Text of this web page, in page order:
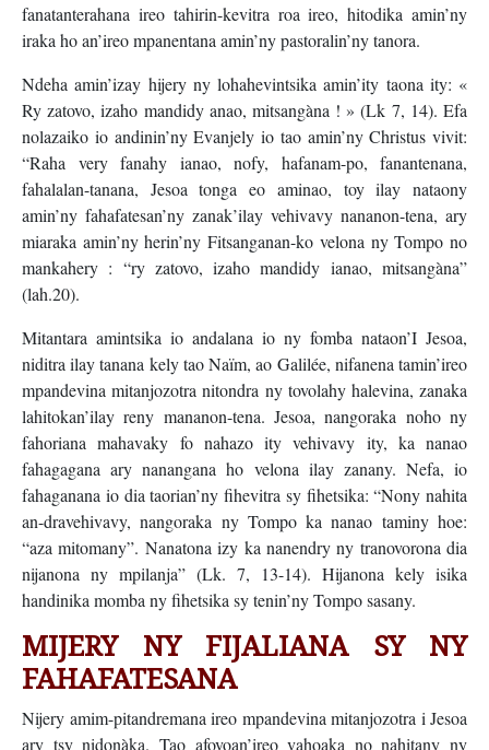
fanatanterahana ireo tahirin-kevitra roa ireo, hitodika amin’ny
iraka ho an’ireo mpanentana amin’ny pastoralin’ny tanora.
Ndeha amin’izay hijery ny lohahevintsika amin’ity taona ity: «
Ry zatovo, izaho mandidy anao, mitsangàna ! » (Lk 7, 14). Efa
nolazaiko io andinin’ny Evanjely io tao amin’ny Christus vivit:
“Raha very fanahy ianao, nofy, hafanam-po, fanantenana,
fahalalan-tanana, Jesoa tonga eo aminao, toy ilay nataony
amin’ny fahafatesan’ny zanak’ilay vehivavy nananon-tena, ary
miaraka amin’ny herin’ny Fitsanganan-ko velona ny Tompo no
mankahery : “ry zatovo, izaho mandidy ianao, mitsangàna”
(lah.20).
Mitantara amintsika io andalana io ny fomba nataon’I Jesoa,
niditra ilay tanana kely tao Naïm, ao Galilée, nifanena tamin’ireo
mpandevina mitanjozotra nitondra ny tovolahy halevina, zanaka
lahitokan’ilay reny mananon-tena. Jesoa, nangoraka noho ny
fahoriana mahavaky fo nahazo ity vehivavy ity, ka nanao
fahagagana ary nanangana ho velona ilay zanany. Nefa, io
fahaganana io dia taorian’ny fihevitra sy fihetsika: “Nony nahita
an-dravehivavy, nangoraka ny Tompo ka nanao taminy hoe:
“aza mitomany”. Nanatona izy ka nanendry ny tranovorona dia
nijanona ny mpilanja” (Lk. 7, 13-14). Hijanona kely isika
handinika momba ny fihetsika sy tenin’ny Tompo sasany.
MIJERY NY FIJALIANA SY NY
FAHAFATESANA
Nijery amim-pitandremana ireo mpandevina mitanjozotra i Jesoa
ary tsy nidonàka. Tao afovoan’ireo vahoaka no nahitany ny